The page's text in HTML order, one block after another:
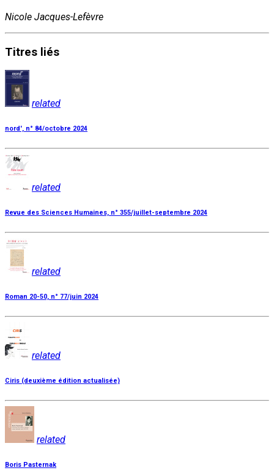
Nicole Jacques-Lefèvre
Titres liés
related
nord', n° 84/octobre 2024
related
Revue des Sciences Humaines, n° 355/juillet-septembre 2024
related
Roman 20-50, n° 77/juin 2024
related
Ciris (deuxième édition actualisée)
related
Boris Pasternak